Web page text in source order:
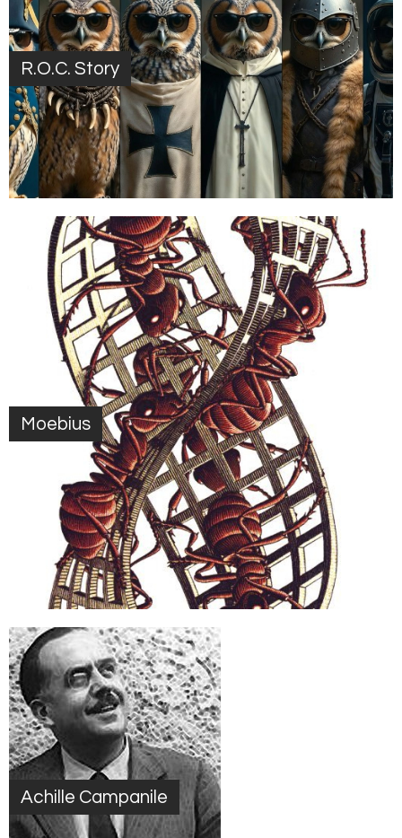
R.O.C. Story
Moebius
Achille Campanile